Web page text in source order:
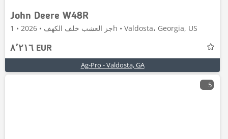
John Deere W48R
جز العشب خلف الكهف • 2026 • 1h • Valdosta، Georgia, US
٨٬٢١٦ EUR
Ag-Pro - Valdosta, GA
5